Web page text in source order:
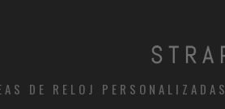
DE RELOJ PERSONALIZADAS